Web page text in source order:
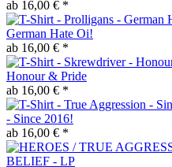
ab 16,00 € *
German Hate Oi!
ab 16,00 € *
Honour & Pride
ab 16,00 € *
- Since 2016!
ab 16,00 € *